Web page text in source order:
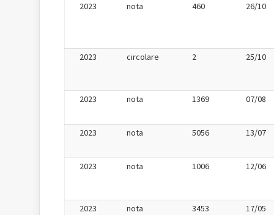
2023 nota 460 26/10
2023 circolare 2 25/10
2023 nota 1369 07/08
2023 nota 5056 13/07
2023 nota 1006 12/06
2023 nota 3453 17/05